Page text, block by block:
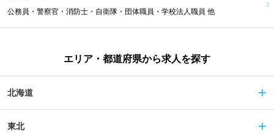
公務員・警察官・消防士・自衛隊・団体職員・学校法人職員 他
エリア・都道府県から求人を探す
北海道
東北